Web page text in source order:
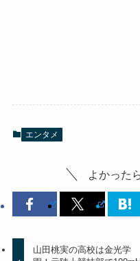
エンタメ
よかった
山田桃実の高校は金光学